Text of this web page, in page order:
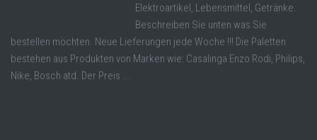
Elektroartikel, Lebensmittel, Getränke.
Beschreiben Sie unten was Sie
bestellen möchten. Neue Lieferungen jede Woche !!! Die Paletten
bestehen aus Produkten von Marken wie: Casalinga Enzo Rodi, Philips,
Nike, Bosch atd. Der Preis ...